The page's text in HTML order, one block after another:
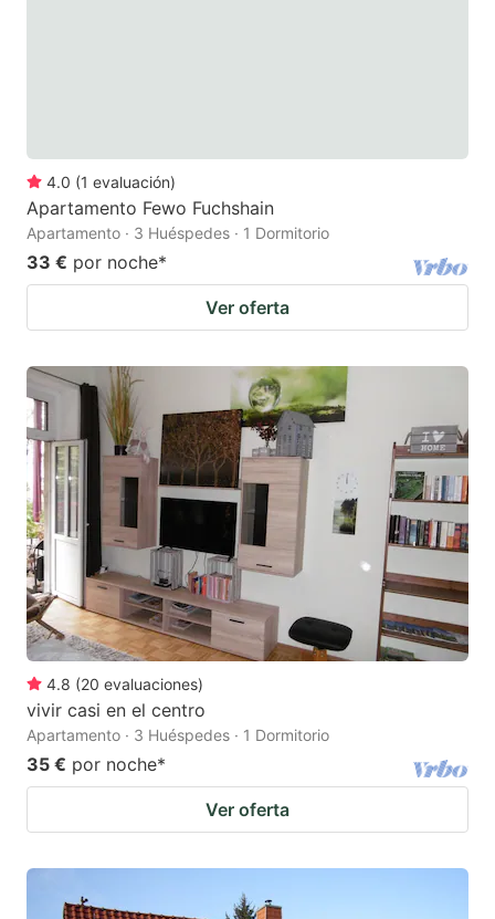
4.0 (1 evaluación)
Apartamento Fewo Fuchshain
Apartamento · 3 Huéspedes · 1 Dormitorio
33 € por noche*
Ver oferta
4.8 (20 evaluaciones)
vivir casi en el centro
Apartamento · 3 Huéspedes · 1 Dormitorio
35 € por noche*
Ver oferta